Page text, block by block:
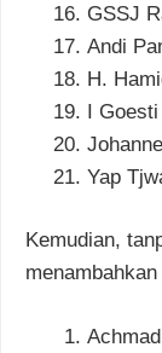
GSSJ
Andi
H.
I
Yap
Kemudian,